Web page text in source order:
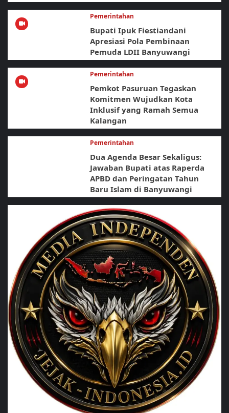
Pemerintahan
Bupati Ipuk Fiestiandani
Apresiasi Pola Pembinaan
Pemuda LDII Banyuwangi
Pemerintahan
Pemkot Pasuruan Tegaskan
Komitmen Wujudkan Kota
Inklusif yang Ramah Semua
Kalangan
Pemerintahan
Dua Agenda Besar Sekaligus:
Jawaban Bupati atas Raperda
APBD dan Peringatan Tahun
Baru Islam di Banyuwangi